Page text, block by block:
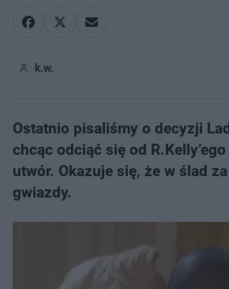
k.w.
Ostatnio pisaliśmy o decyzji
chcąc odciąć się od
utwór. Okazuje się, że w ślad
gwiazdy.